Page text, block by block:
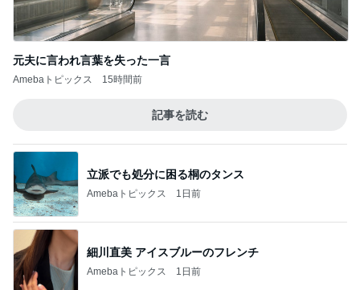
元夫に言われ言葉を失った一言
Amebaトピックス 15時間前
記事を読む
立派でも処分に困る桐のタンス
Amebaトピックス 1日前
細川直美 アイスブルーのフレンチ
Amebaトピックス 1日前